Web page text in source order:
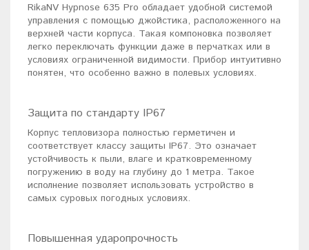
RikaNV Hypnose 635 Pro обладает удобной системой
управления с помощью джойстика, расположенного на
верхней части корпуса. Такая компоновка позволяет
легко переключать функции даже в перчатках или в
условиях ограниченной видимости. Прибор интуитивно
понятен, что особенно важно в полевых условиях.
Защита по стандарту IP67
Корпус тепловизора полностью герметичен и
соответствует классу защиты IP67. Это означает
устойчивость к пыли, влаге и кратковременному
погружению в воду на глубину до 1 метра. Такое
исполнение позволяет использовать устройство в
самых суровых погодных условиях.
Повышенная ударопрочность